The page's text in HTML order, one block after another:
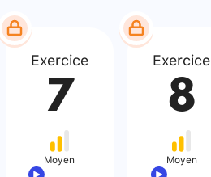
Exercice
7
Moyen
Exercice
8
Moyen